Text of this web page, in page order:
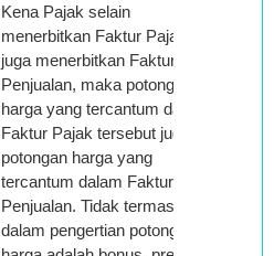
Kena Pajak selain
menerbitkan Faktur Pajak
juga menerbitkan Faktur
Penjualan, maka potongan
harga yang tercantum dalam
Faktur Pajak tersebut juga
potongan harga yang
tercantum dalam Faktur
Penjualan. Tidak termasuk
dalam pengertian potongan